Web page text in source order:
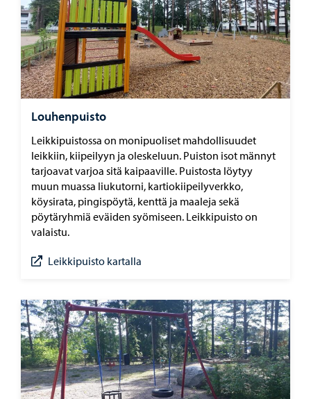
Louhenpuisto
Leikkipuistossa on monipuoliset mahdollisuudet
leikkiin, kiipeilyyn ja oleskeluun. Puiston isot männyt
tarjoavat varjoa sitä kaipaaville. Puistosta löytyy
muun muassa liukutorni, kartiokiipeilyverkko,
köysirata, pingispöytä, kenttä ja maaleja sekä
pöytäryhmiä eväiden syömiseen. Leikkipuisto on
valaistu.
Leikkipuisto kartalla